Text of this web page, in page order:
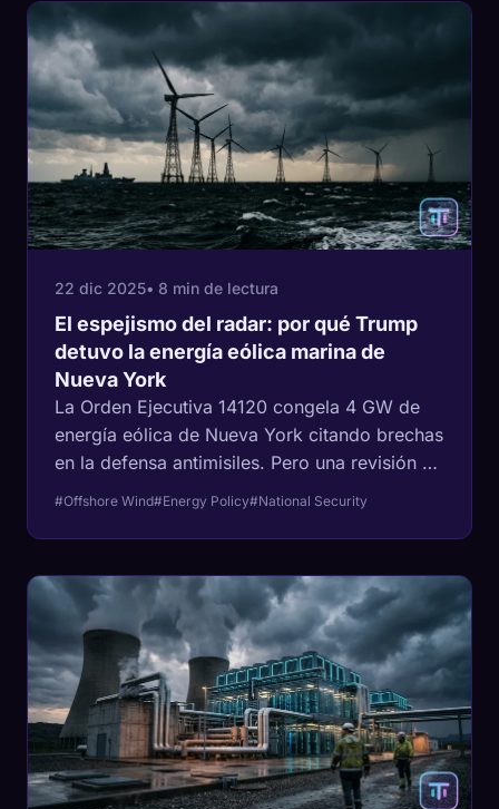
22 dic 2025• 8 min de lectura
El espejismo del radar: por qué Trump
detuvo la energía eólica marina de
Nueva York
La Orden Ejecutiva 14120 congela 4 GW de
energía eólica de Nueva York citando brechas
en la defensa antimisiles. Pero una revisión de
a la seguridad' puede ser un fantasma
político.
#Offshore Wind#Energy Policy#National Security